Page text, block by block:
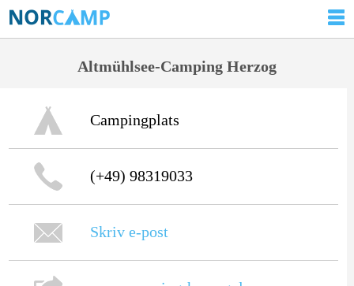
Altmühlsee-Camping Herzog
Campingplats
(+49) 98319033
Skriv e-post